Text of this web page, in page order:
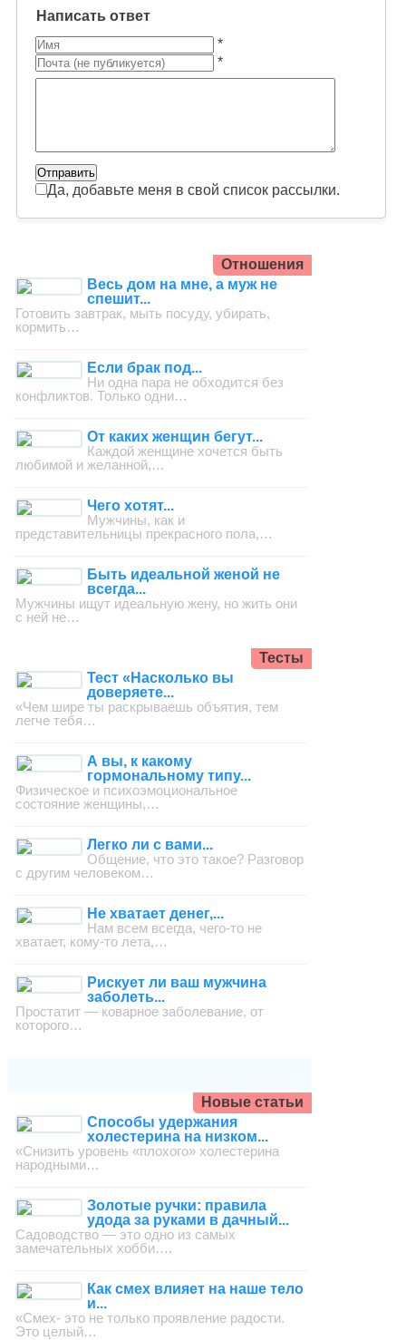
Написать ответ
*
*
Да, добавьте меня в свой список рассылки.
Отношения
Весь дом на мне, а муж не
спешит...
Готовить завтрак, мыть посуду, убирать,
кормить…
Если брак под...
Ни одна пара не обходится без
конфликтов. Только одни…
От каких женщин бегут...
Каждой женщине хочется быть
любимой и желанной,…
Чего хотят...
Мужчины, как и
представительницы прекрасного пола,…
Быть идеальной женой не
всегда...
Мужчины ищут идеальную жену, но жить они
с ней не…
Тесты
Тест «Насколько вы
доверяете...
«Чем шире ты раскрываешь объятия, тем
легче тебя…
А вы, к какому
гормональному типу...
Физическое и психоэмоциональное
состояние женщины,…
Легко ли с вами...
Общение, что это такое? Разговор
с другим человеком…
Не хватает денег,...
Нам всем всегда, чего-то не
хватает, кому-то лета,…
Рискует ли ваш мужчина
заболеть...
Простатит — коварное заболевание, от
которого…
Новые статьи
Способы удержания
холестерина на низком...
«Снизить уровень «плохого» холестерина
народными…
Золотые ручки: правила
удода за руками в дачный...
Садоводство — это одно из самых
замечательных хобби….
Как смех влияет на наше тело
и...
«Смех- это не только проявление радости.
Это целый…